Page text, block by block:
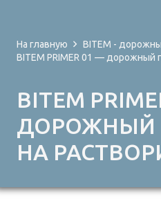
На главную
BITEM -
BITEM PRIMER 01 — дорожный
BITEM
ДОРОЖНЫЙ
НА